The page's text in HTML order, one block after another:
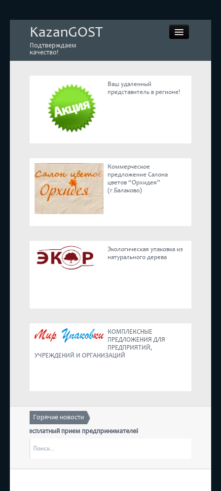
KazanGOST
Подтверждаем
качество!
Контрольная закупка
Дегустации. Экспертиза
Экспертное мнение
Корпоративные блоги
Предложения
Ваш удаленный
представитель в регионе!
Коммерческое
предложение Салона
цветов “Орхидея”
(г.Балаково)
Экологическая упаковка из
натурального дерева
КОМПЛЕКСНЫЕ
ПРЕДЛОЖЕНИЯ ДЛЯ
ПРЕДПРИЯТИЙ,
УЧРЕЖДЕНИЙ И ОРГАНИЗАЦИЙ
Горячие новости
бесплатный прием предпринимателей
“Дни Ассамблеи женщин-руководителей в Татарстане”
4 марта